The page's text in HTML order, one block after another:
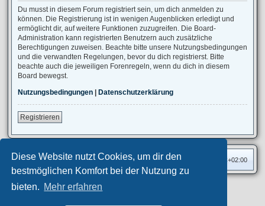
Diese Website nutzt Cookies, um dir den
bestmöglichen Komfort bei der Nutzung zu
bieten. Mehr erfahren
Du musst in diesem Forum registriert sein, um dich anmelden zu
können. Die Registrierung ist in wenigen Augenblicken erledigt und
ermöglicht dir, auf weitere Funktionen zuzugreifen. Die Board-
Administration kann registrierten Benutzern auch zusätzliche
Berechtigungen zuweisen. Beachte bitte unsere Nutzungsbedingungen
und die verwandten Regelungen, bevor du dich registrierst. Bitte
beachte auch die jeweiligen Forenregeln, wenn du dich in diesem
Board bewegst.
Nutzungsbedingungen | Datenschutzerklärung
Registrieren
Foren-Übersicht Alle Zeiten sind UTC+02:00
Privates Forum ©